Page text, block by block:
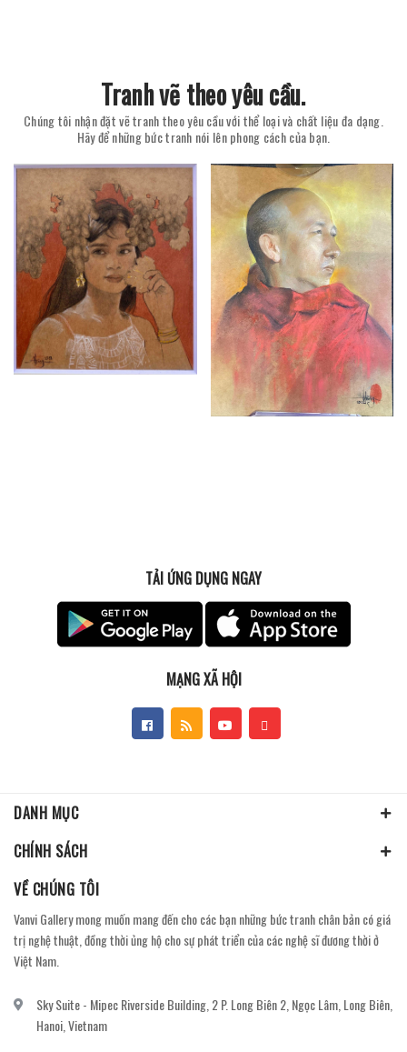
Tranh vẽ theo yêu cầu.
Chúng tôi nhận đặt vẽ tranh theo yêu cầu với thể loại và chất liệu đa dạng.
Hãy để những bức tranh nói lên phong cách của bạn.
TẢI ỨNG DỤNG NGAY
MẠNG XÃ HỘI
DANH MỤC
CHÍNH SÁCH
VỀ CHÚNG TÔI
Vanvi Gallery mong muốn mang đến cho các bạn những bức tranh chân bản có giá
trị nghệ thuật, đồng thời ủng hộ cho sự phát triển của các nghệ sĩ đương thời ở
Việt Nam.
Sky Suite - Mipec Riverside Building, 2 P. Long Biên 2, Ngọc Lâm, Long Biên,
Hanoi, Vietnam